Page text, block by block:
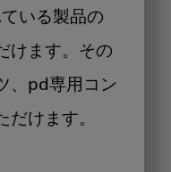
いる製品の
けます。その
、pd専用コン
だけます。